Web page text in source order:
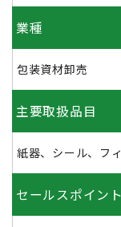
業種
包装資材卸売
主要取扱品目
紙器、シール、フ
セールスポイント